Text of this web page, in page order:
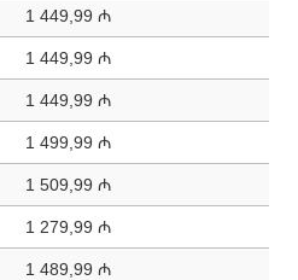
1 449,99 ₼
1 449,99 ₼
1 449,99 ₼
1 499,99 ₼
1 509,99 ₼
1 279,99 ₼
1 489,99 ₼